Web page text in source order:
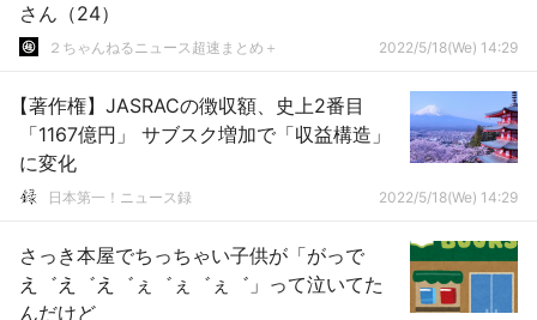
さん（24）
２ちゃんねるニュース超速まとめ＋ 2022/5/18(We) 14:29
【著作権】JASRACの徴収額、史上2番目
「1167億円」 サブスク増加で「収益構造」
に変化
日本第一！ニュース録 2022/5/18(We) 14:29
さっき本屋でちっちゃい子供が「がっで
え゛え゛え゛ぇ゛ぇ゛ぇ゛」って泣いてた
んだけど